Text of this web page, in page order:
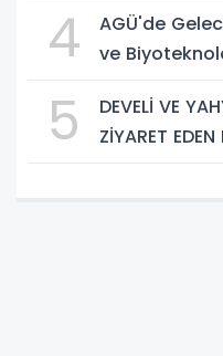
4
AGÜ'de
ve
5
DEVELİ VE
ZİYARET